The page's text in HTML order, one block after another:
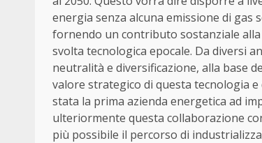
energia senza alcuna emissione di
fornendo un contributo sostanziale
svolta tecnologica epocale. Da diversi
neutralità e diversificazione, alla base
valore strategico di questa tecnologia e
stata la prima azienda energetica ad
ulteriormente questa collaborazione
più possibile il percorso di